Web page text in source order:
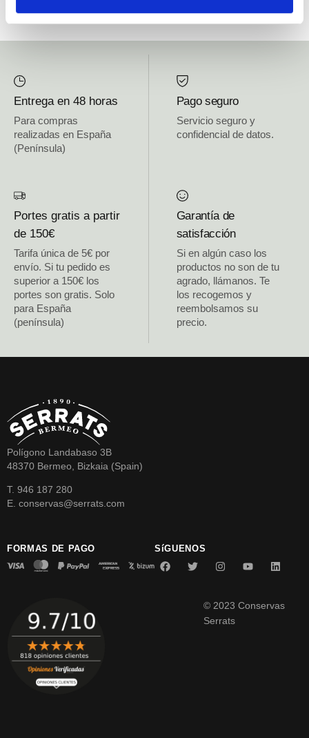
Entrega en 48 horas
Para compras
realizadas en España
(Península)
Pago seguro
Servicio seguro y
confidencial de datos.
Portes gratis a partir
de 150€
Tarifa única de 5€ por
envío. Si tu pedido es
superior a 150€ los
portes son gratis. Solo
para España
(península)
Garantía de
satisfacción
Si en algún caso los
productos no son de tu
agrado, llámanos. Te
los recogemos y
reembolsamos su
precio.
Polígono Landabaso 3B
48370 Bermeo, Bizkaia (Spain)
T. 946 187 280
E. conservas@serrats.com
FORMAS DE PAGO SíGUENOS
© 2023 Conservas
Serrats